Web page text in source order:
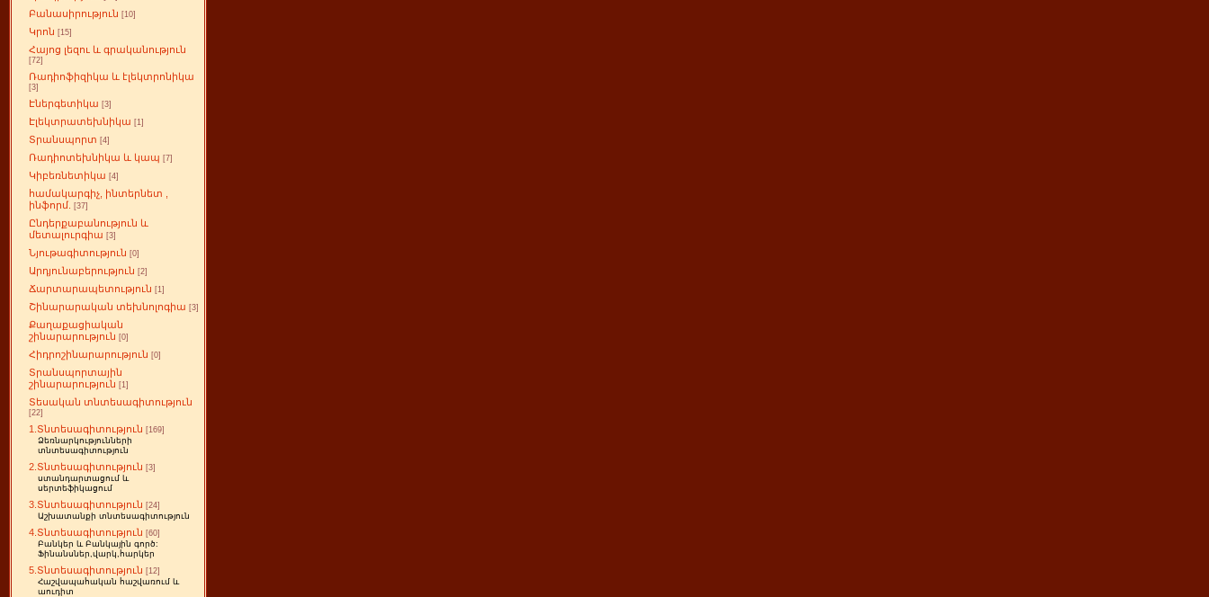
Բանասիրություն [10]
Կրոն [15]
Հայոց լեզու և գրականություն
[72]
Ռադիոֆիզիկա և էլեկտրոնիկա
[3]
Էներգետիկա [3]
Էլեկտրատեխնիկա [1]
Տրանսպորտ [4]
Ռադիոտեխնիկա և կապ [7]
Կիբեռնետիկա [4]
համակարգիչ, ինտերնետ ,
ինֆորմ.
[37]
Ընդերքաբանություն և
մետալուրգիա [3]
Նյութագիտություն [0]
Արդյունաբերություն [2]
Ճարտարապետություն [1]
Շինարարական տեխնոլոգիա [3]
Քաղաքացիական
շինարարություն [0]
Հիդրոշինարարություն [0]
Տրանսպորտային
շինարարություն [1]
Տեսական տնտեսագիտություն
[22]
1.Տնտեսագիտություն [169]
Ձեռնարկությունների
տնտեսագիտություն
2.Տնտեսագիտություն [3]
ստանդարտացում և
սերտեֆիկացում
3.Տնտեսագիտություն [24]
Աշխատանքի տնտեսագիտություն
4.Տնտեսագիտություն [60]
Բանկեր և Բանկային գործ:
Ֆինանսներ,վարկ,հարկեր
5.Տնտեսագիտություն [12]
Հաշվապահական հաշվառում և
աուդիտ